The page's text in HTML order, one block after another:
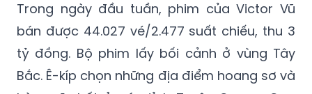
tỷ đồng. Bộ phim lấy bối cảnh ở vùng Tây
Bắc. Ê-kíp chọn những địa điểm hoang sơ và
hùng vĩ nhất ở các tỉnh Tuyên Quang, Cao
Bằng như hồ Bản Cài, thác Cò Là, thác Khuổi